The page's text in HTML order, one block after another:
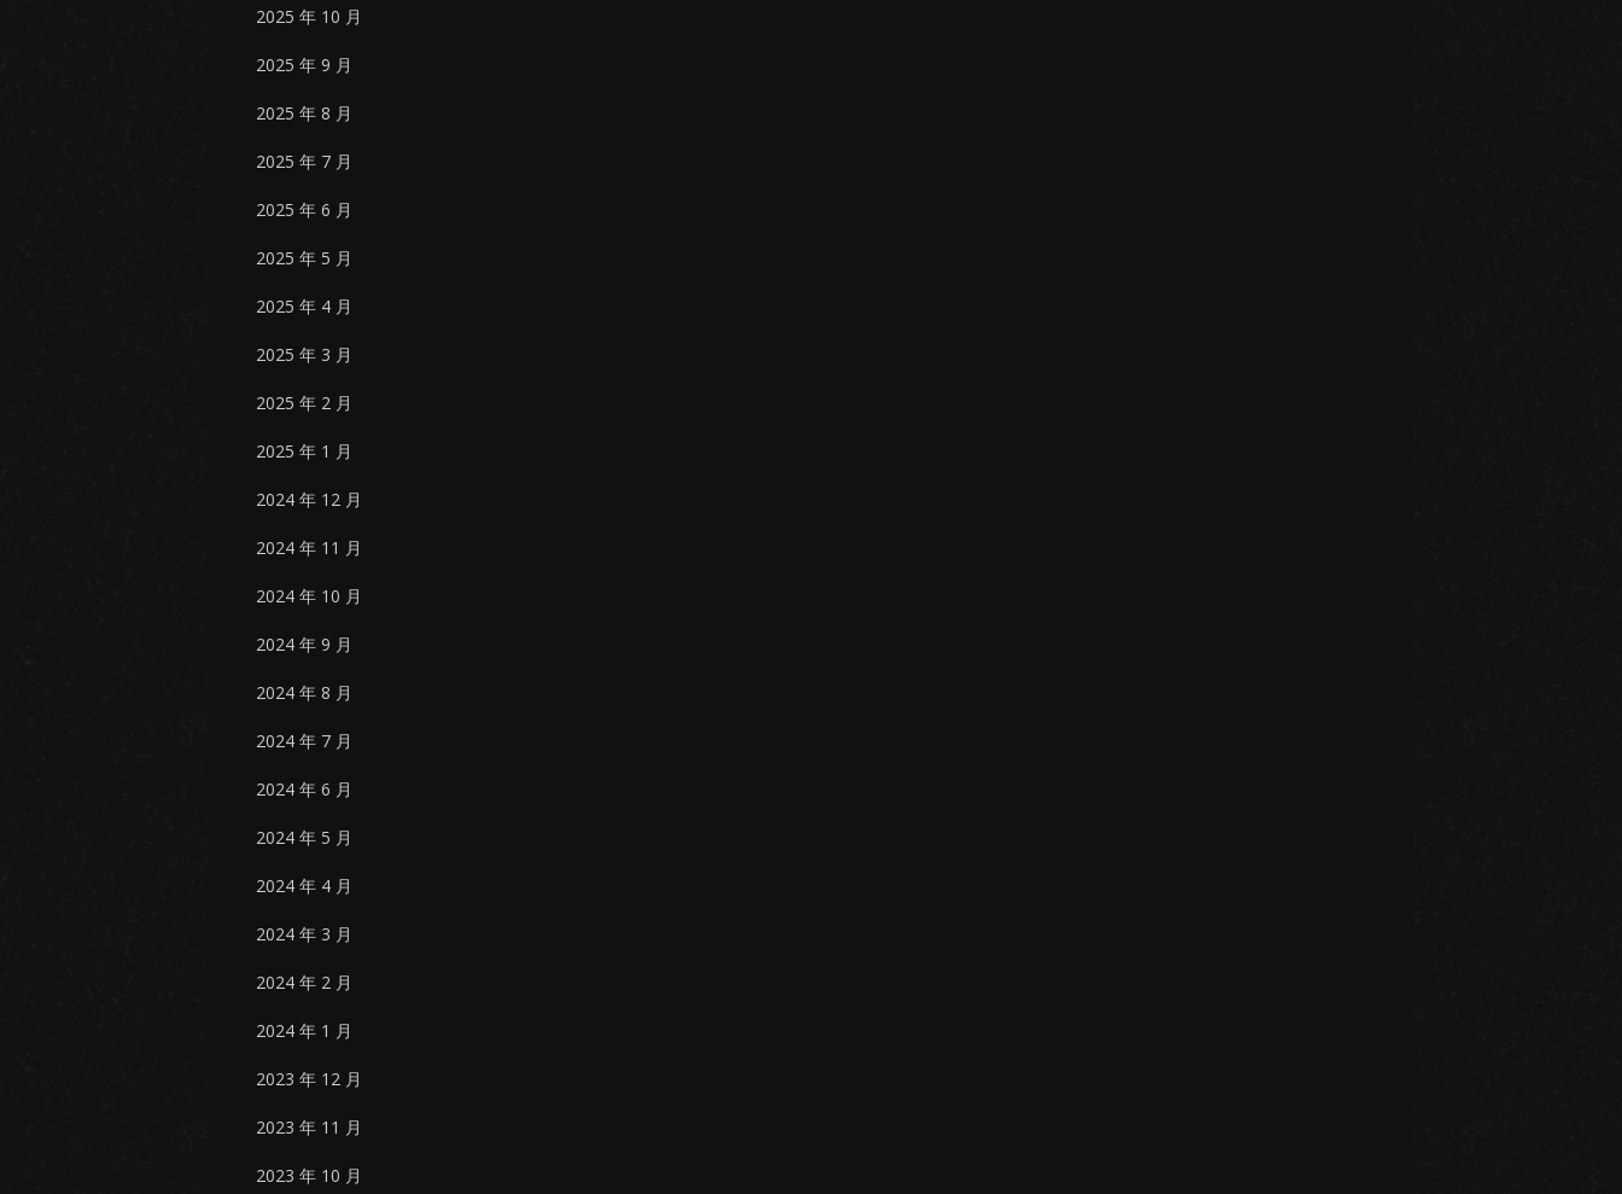
2025 年 10 月
2025 年 9 月
2025 年 8 月
2025 年 7 月
2025 年 6 月
2025 年 5 月
2025 年 4 月
2025 年 3 月
2025 年 2 月
2025 年 1 月
2024 年 12 月
2024 年 11 月
2024 年 10 月
2024 年 9 月
2024 年 8 月
2024 年 7 月
2024 年 6 月
2024 年 5 月
2024 年 4 月
2024 年 3 月
2024 年 2 月
2024 年 1 月
2023 年 12 月
2023 年 11 月
2023 年 10 月